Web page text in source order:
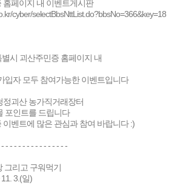
페이지 내 이벤트게시판
cyber/selectBbsNttList.do?bbsNo=366&key=18
별시 괴산주민증 홈페이지 내
입자 모두 참여가능한 이벤트입니다
괴산 농가직거래장터
포인트를 드립니다
벤트에 많은 관심과 참여 바랍니다 :)
- - - - - - - - - - - - - - -
그리고 구워먹기
3.(일)